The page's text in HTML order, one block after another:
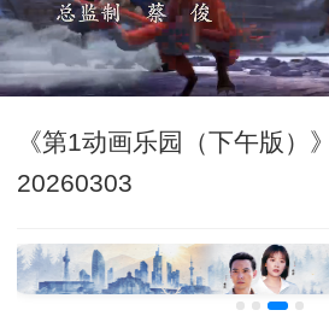
《第1动画乐园（下午版）》
20260303